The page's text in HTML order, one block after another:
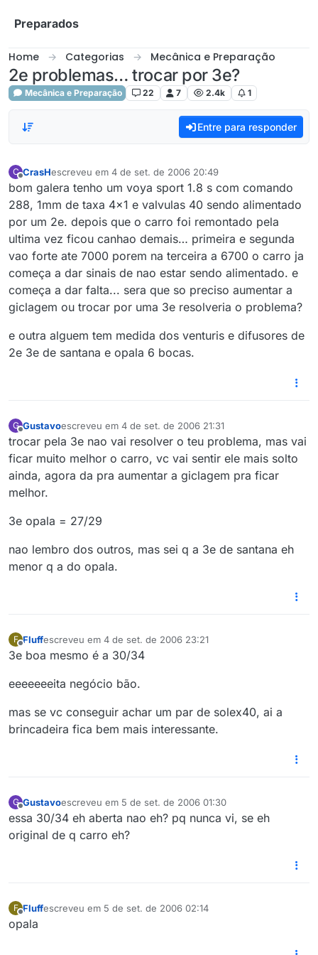
Preparados
Home Categorias Mecânica e Preparação
2e problemas… trocar por 3e?
Mecânica e Preparação 22 7 2.4k 1
Entre para responder
C CrasHescreveu em 4 de set. de 2006 20:49
última edição por
bom galera tenho um voya sport 1.8 s com comando
288, 1mm de taxa 4x1 e valvulas 40 sendo alimentado
por um 2e. depois que o carro foi remontado pela
ultima vez ficou canhao demais… primeira e segunda
vao forte ate 7000 porem na terceira a 6700 o carro ja
começa a dar sinais de nao estar sendo alimentado. e
começa a dar falta... sera que so preciso aumentar a
giclagem ou trocar por uma 3e resolveria o problema?
e outra alguem tem medida dos venturis e difusores de
2e 3e de santana e opala 6 bocas.
G Gustavoescreveu em 4 de set. de 2006 21:31
última edição por
trocar pela 3e nao vai resolver o teu problema, mas vai
ficar muito melhor o carro, vc vai sentir ele mais solto
ainda, agora da pra aumentar a giclagem pra ficar
melhor.
3e opala = 27/29
nao lembro dos outros, mas sei q a 3e de santana eh
menor q a do opala.
F
Offline
Fluffescreveu em 4 de set. de 2006 23:21
última edição por
3e boa mesmo é a 30/34
eeeeeeeita negócio bão.
mas se vc conseguir achar um par de solex40, ai a
brincadeira fica bem mais interessante.
G
Offline
Gustavoescreveu em 5 de set. de 2006 01:30
última edição por
essa 30/34 eh aberta nao eh? pq nunca vi, se eh
original de q carro eh?
F
Offline
Fluffescreveu em 5 de set. de 2006 02:14
última edição por
opala